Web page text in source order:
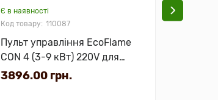
Є в наявності
110087
Пульт управління EcoFlame
CON 4 (3-9 кВт) 220V для
електрокам'янок
3896.00 грн.